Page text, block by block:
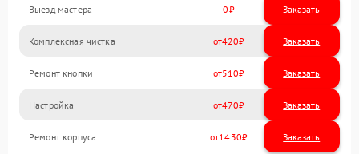
Выезд мастера 0 Заказать
Комплексная чистка 420
Ремонт кнопки 510
Настройка 470
Ремонт корпуса 1430